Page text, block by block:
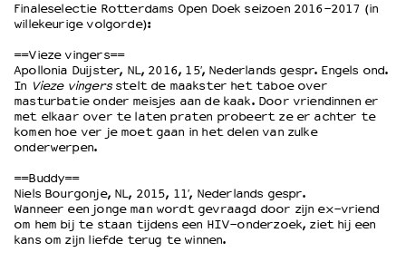
Filmprogramma’s VO/MBO
OVER LANTARENVENSTER
Wat we doen
Werken bij
Wie is wie
Word vriend
Historie
Partners
Finaleselectie Rotterdams Open Doek seizoen 2016-2017 (in
willekeurige volgorde):
==Vieze vingers==
Apollonia Duijster, NL, 2016, 15′, Nederlands gespr. Engels ond.
In Vieze vingersstelt de maakster het taboe over
masturbatie onder meisjes aan de kaak. Door vriendinnen er
met elkaar over te laten praten probeert ze er achter te
komen hoe ver je moet gaan in het delen van zulke
onderwerpen.
==Buddy==
Niels Bourgonje, NL, 2015, 11′, Nederlands gespr.
Wanneer een jonge man wordt gevraagd door zijn ex-vriend
om hem bij te staan tijdens een HIV-onderzoek, ziet hij een
kans om zijn liefde terug te winnen.